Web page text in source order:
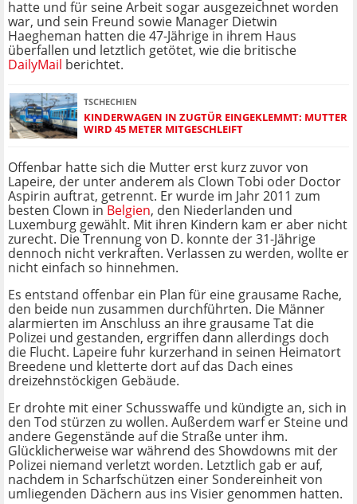
hatte und für seine Arbeit sogar ausgezeichnet worden
war, und sein Freund sowie Manager Dietwin
Haegheman hatten die 47-Jährige in ihrem Haus
überfallen und letztlich getötet, wie die britische
DailyMail berichtet.
TSCHECHIEN
KINDERWAGEN IN ZUGTÜR EINGEKLEMMT: MUTTER
WIRD 45 METER MITGESCHLEIFT
Offenbar hatte sich die Mutter erst kurz zuvor von
Lapeire, der unter anderem als Clown Tobi oder Doctor
Aspirin auftrat, getrennt. Er wurde im Jahr 2011 zum
besten Clown in Belgien, den Niederlanden und
Luxemburg gewählt. Mit ihren Kindern kam er aber nicht
zurecht. Die Trennung von D. konnte der 31-Jährige
dennoch nicht verkraften. Verlassen zu werden, wollte er
nicht einfach so hinnehmen.
Es entstand offenbar ein Plan für eine grausame Rache,
den beide nun zusammen durchführten. Die Männer
alarmierten im Anschluss an ihre grausame Tat die
Polizei und gestanden, ergriffen dann allerdings doch
die Flucht. Lapeire fuhr kurzerhand in seinen Heimatort
Breedene und kletterte dort auf das Dach eines
dreizehnstöckigen Gebäude.
Er drohte mit einer Schusswaffe und kündigte an, sich in
den Tod stürzen zu wollen. Außerdem warf er Steine und
andere Gegenstände auf die Straße unter ihm.
Glücklicherweise war während des Showdowns mit der
Polizei niemand verletzt worden. Letztlich gab er auf,
nachdem in Scharfschützen einer Sondereinheit von
umliegenden Dächern aus ins Visier genommen hatten.